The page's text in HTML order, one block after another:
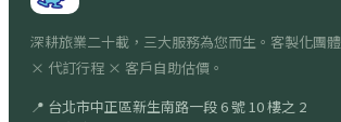
深耕旅業二十載，三大服務為您而生。客製化團體
× 代訂行程 × 客戶自助估價。
📍 台北市中正區新生南路一段 6 號 10 樓之 2